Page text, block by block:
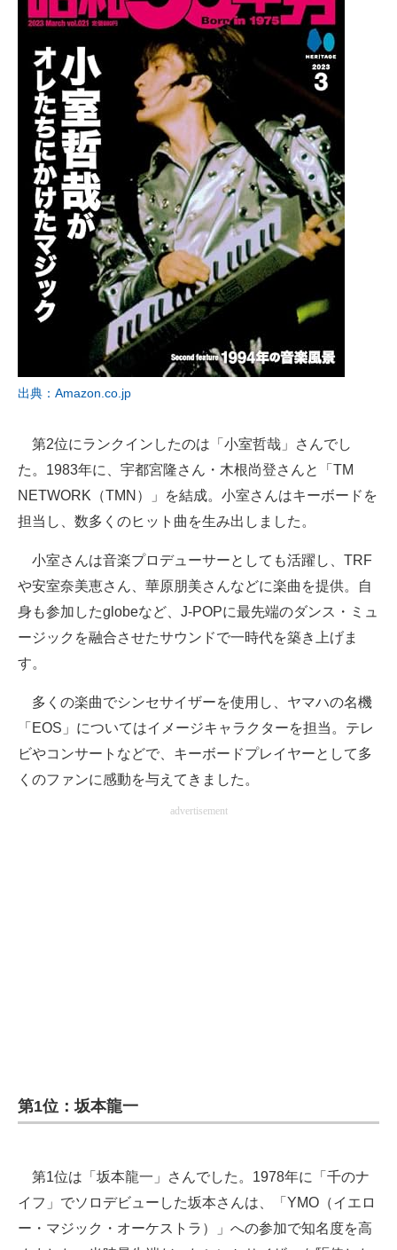
出典：Amazon.co.jp
第2位にランクインしたのは「小室哲哉」さんでし
た。1983年に、宇都宮隆さん・木根尚登さんと「TM
NETWORK（TMN）」を結成。小室さんはキーボードを
担当し、数多くのヒット曲を生み出しました。
小室さんは音楽プロデューサーとしても活躍し、TRF
や安室奈美恵さん、華原朋美さんなどに楽曲を提供。自
身も参加したglobeなど、J-POPに最先端のダンス・ミュ
ージックを融合させたサウンドで一時代を築き上げま
す。
多くの楽曲でシンセサイザーを使用し、ヤマハの名機
「EOS」についてはイメージキャラクターを担当。テレ
ビやコンサートなどで、キーボードプレイヤーとして多
くのファンに感動を与えてきました。
advertisement
第1位：坂本龍一
第1位は「坂本龍一」さんでした。1978年に「千のナ
イフ」でソロデビューした坂本さんは、「YMO（イエロ
ー・マジック・オーケストラ）」への参加で知名度を高